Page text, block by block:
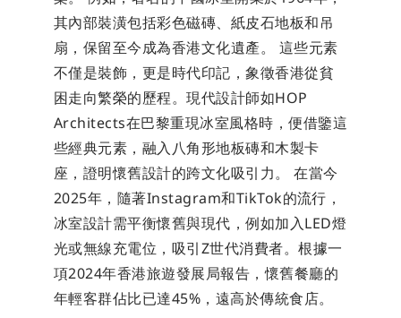
其內部裝潢包括彩色磁磚、紙皮石地板和吊
扇，保留至今成為香港文化遺產。 這些元素
不僅是裝飾，更是時代印記，象徵香港從貧
困走向繁榮的歷程。現代設計師如HOP
Architects在巴黎重現冰室風格時，便借鑒這
些經典元素，融入八角形地板磚和木製卡
座，證明懷舊設計的跨文化吸引力。 在當今
2025年，隨著Instagram和TikTok的流行，
冰室設計需平衡懷舊與現代，例如加入LED燈
光或無線充電位，吸引Z世代消費者。根據一
項2024年香港旅遊發展局報告，懷舊餐廳的
年輕客群佔比已達45%，遠高於傳統食店。